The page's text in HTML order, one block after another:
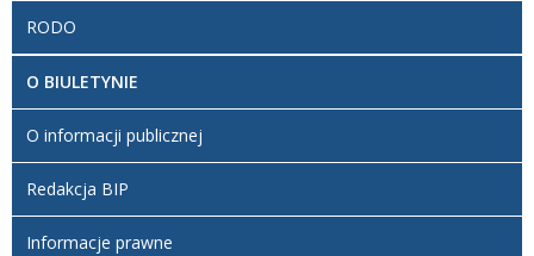
RODO
O BIULETYNIE
O informacji publicznej
Redakcja BIP
Informacje prawne